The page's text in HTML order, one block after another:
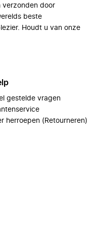
verzonden door
beste
Houdt u van onze
gestelde vragen
herroepen (Retourneren)